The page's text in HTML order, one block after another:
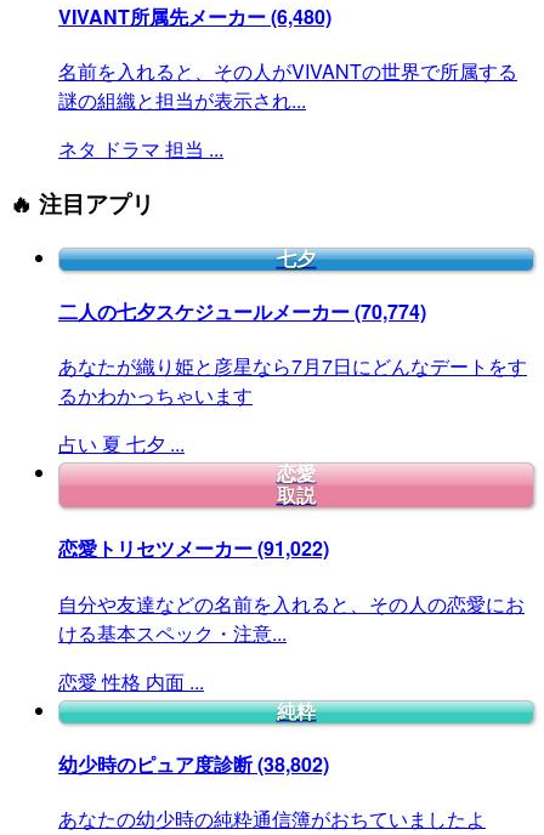
VIVANT所属先メーカー(6,480)
名前を入れると、その人がVIVANTの世界で所属する
謎の組織と担当が表示され...
ネタ ドラマ 担当 ...
🔥 注目アプリ
七夕
二人の七夕スケジュールメーカー(70,774)
あなたが織り姫と彦星なら7月7日にどんなデートをす
るかわかっちゃいます
占い 夏 七夕 ...
恋愛
取説
恋愛トリセツメーカー(91,022)
自分や友達などの名前を入れると、その人の恋愛にお
ける基本スペック・注意...
恋愛 性格 内面 ...
純粋
幼少時のピュア度診断(38,802)
あなたの幼少時の純粋通信簿がおちていましたよ